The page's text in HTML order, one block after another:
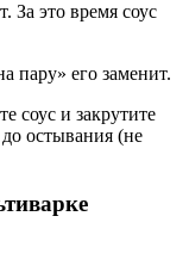
За это время соус
пару» его заменит.
соус и закрутите
остывания (не